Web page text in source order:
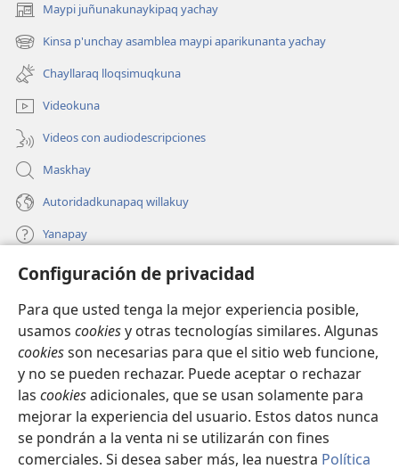
Configuración de privacidad
Para que usted tenga la mejor experiencia posible,
usamos cookiesy otras tecnologías similares. Algunas
cookiesson necesarias para que el sitio web funcione,
y no se pueden rechazar. Puede aceptar o rechazar
las cookiesadicionales, que se usan solamente para
mejorar la experiencia del usuario. Estos datos nunca
se pondrán a la venta ni se utilizarán con fines
comerciales. Si desea saber más, lea nuestra Política
Maypi juñunakunaykipaq yachay
(abre
una
nueva
ventana)
Kinsa p'unchay asamblea maypi aparikunanta yachay
(abre
una
nueva
ventana)
Chayllaraq lloqsimuqkuna
Videokuna
Videos con audiodescripciones
Maskhay
Autoridadkunapaq willakuy
Yanapay
Donacionta churanapaq
una
nueva
ventana)
INTERNETPI QELQANCHISKUNA Watchtower™
(abre
una
nueva
ventana)
JW Hub
(abre
una
nueva
ventana)
JW Library ®